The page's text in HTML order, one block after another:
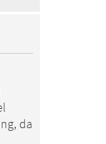
da